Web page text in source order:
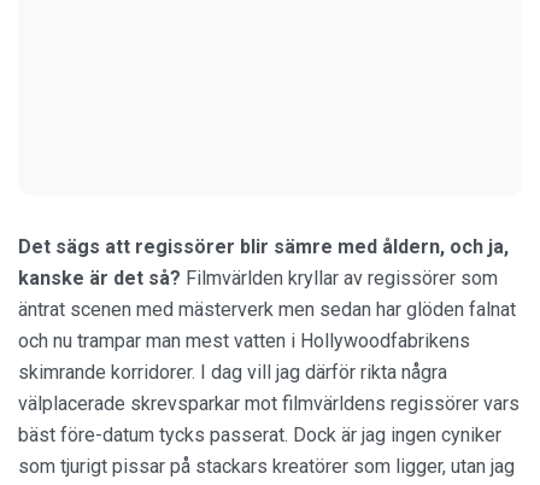
Det sägs att regissörer blir sämre med åldern, och ja,
kanske är det så? Filmvärlden kryllar av regissörer som
äntrat scenen med mästerverk men sedan har glöden falnat
och nu trampar man mest vatten i Hollywoodfabrikens
skimrande korridorer. I dag vill jag därför rikta några
välplacerade skrevsparkar mot filmvärldens regissörer vars
bäst före-datum tycks passerat. Dock är jag ingen cyniker
som tjurigt pissar på stackars kreatörer som ligger, utan jag